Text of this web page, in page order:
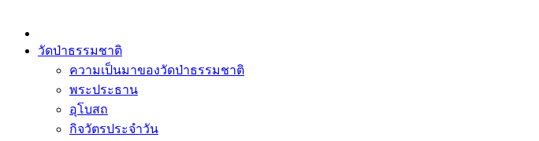
วัดป่าธรรมชาติ
ความเป็นมาของวัดป่าธรรมชาติ
พระประธาน
อุโบสถ
กิจวัตรประจำวัน